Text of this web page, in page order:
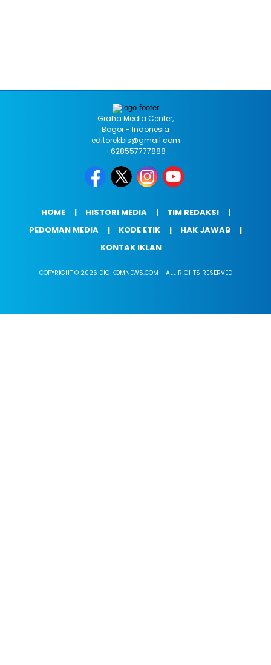
Graha Media Center,
Bogor - Indonesia
editorekbis@gmail.com
+628557777888
HOME HISTORI MEDIA
TIM REDAKSI
PEDOMAN MEDIA
KODE ETIK
HAK JAWAB
KONTAK IKLAN
COPYRIGHT © 2026 DIGIKOMNEWS.COM - ALL RIGHTS RESERVED